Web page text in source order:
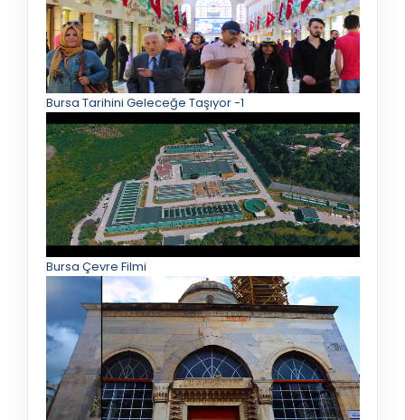
Bursa Tarihini Geleceğe Taşıyor -1
Bursa Çevre Filmi